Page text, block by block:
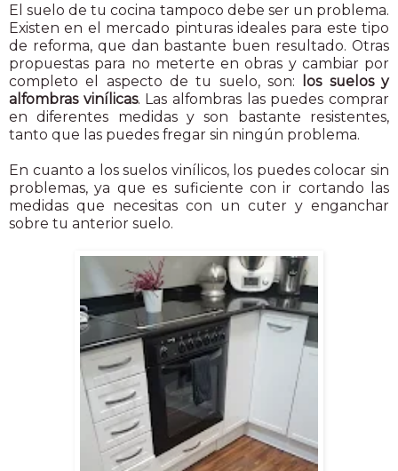
El suelo de tu cocina tampoco debe ser un problema.
Existen en el mercado pinturas ideales para este tipo
de reforma, que dan bastante buen resultado. Otras
propuestas para no meterte en obras y cambiar por
completo el aspecto de tu suelo, son:
los suelos y
alfombras vinílicas. Las alfombras las puedes comprar
en diferentes medidas y son bastante resistentes,
tanto que las puedes fregar sin ningún problema.
En cuanto a los suelos vinílicos, los puedes colocar sin
problemas, ya que es suficiente con ir cortando las
medidas que necesitas con un cuter y enganchar
sobre tu anterior suelo.